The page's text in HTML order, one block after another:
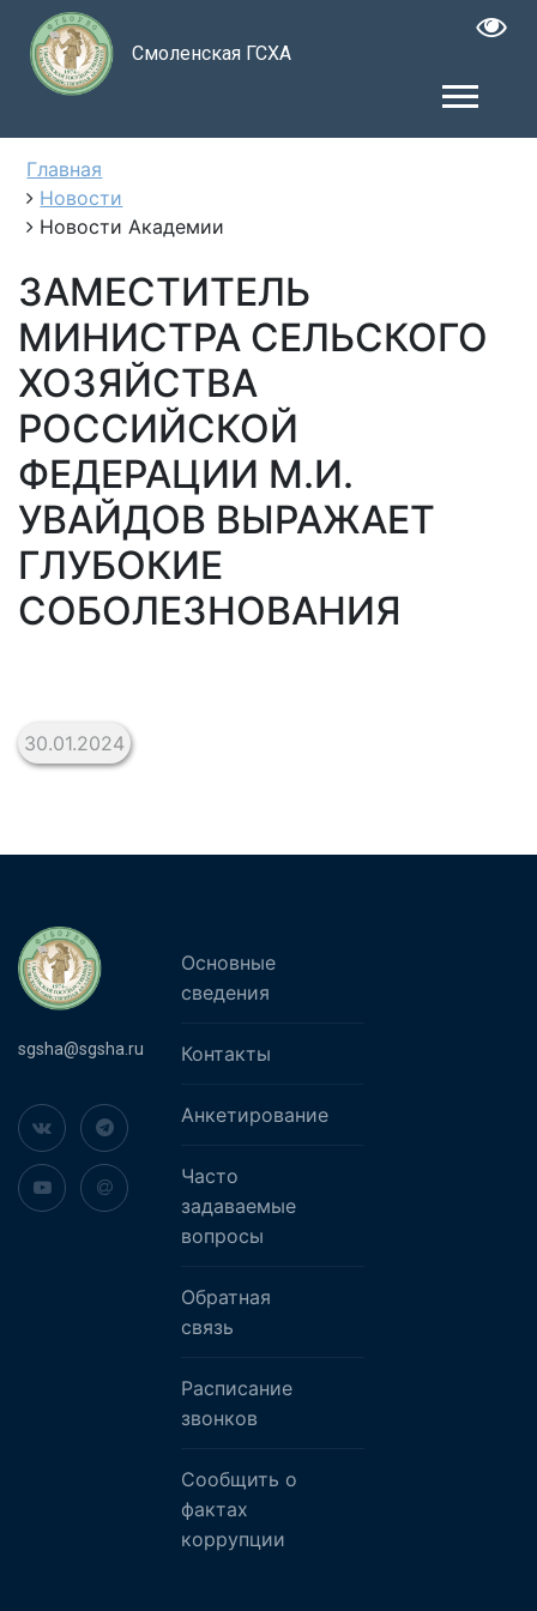
Смоленская ГСХА
Главная
Новости
Новости Академии
ЗАМЕСТИТЕЛЬ
МИНИСТРА СЕЛЬСКОГО
ХОЗЯЙСТВА
РОССИЙСКОЙ
ФЕДЕРАЦИИ М.И.
УВАЙДОВ ВЫРАЖАЕТ
ГЛУБОКИЕ
СОБОЛЕЗНОВАНИЯ
30.01.2024
sgsha@sgsha.ru
Основные
сведения
Контакты
Анкетирование
Часто
задаваемые
вопросы
Обратная
связь
Расписание
звонков
Сообщить о
фактах
коррупции